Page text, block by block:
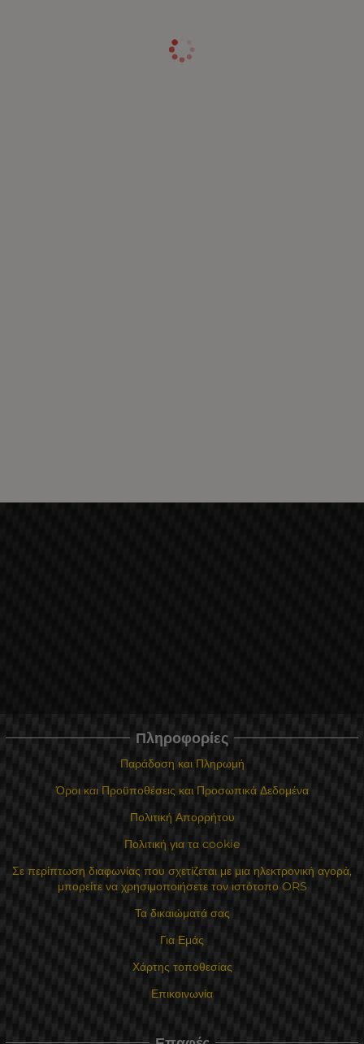
Πληροφορίες
Παράδοση και Πληρωμή
Όροι και Προϋποθέσεις και Προσωπικά Δεδομένα
Πολιτική Απορρήτου
Πολιτική για τα cookie
Σε περίπτωση διαφωνίας που σχετίζεται με μια ηλεκτρονική αγορά,
μπορείτε να χρησιμοποιήσετε τον ιστότοπο ORS
Τα δικαιώματά σας
Για Εμάς
Χάρτης τοποθεσίας
Επικοινωνία